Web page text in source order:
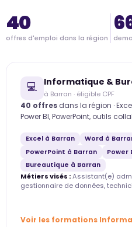
40
offres d'emploi dans la région
💻 Informatique &
à Barran · éligible CPF
40 offres dans la région ·
Power BI, PowerPoint, outils
Excel à Barran
Word à
PowerPoint à Barran
Power
Bureautique à Barran
Métiers visés :Assistant(e)
gestionnaire de données,
Voir les formations